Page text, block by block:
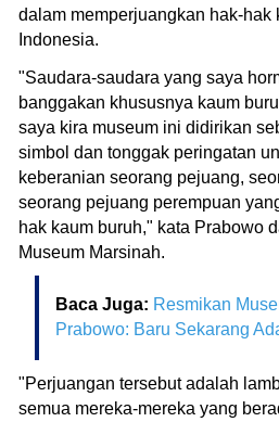
dalam memperjuangkan hak-hak
Indonesia.
"Saudara-saudara yang saya
banggakan khususnya kaum
saya kira museum ini didirikan
simbol dan tonggak peringatan
keberanian seorang pejuang,
seorang pejuang perempuan
hak kaum buruh," kata Prabowo
Museum Marsinah.
Baca Juga: Resmikan
Prabowo: Baru Sekarang
"Perjuangan tersebut adalah
semua mereka-mereka yang